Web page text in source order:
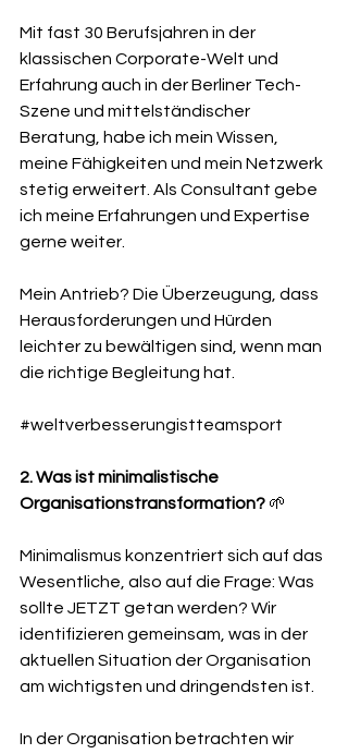
Mit fast 30 Berufsjahren in der
klassischen Corporate-Welt und
Erfahrung auch in der Berliner Tech-
Szene und mittelständischer
Beratung, habe ich mein Wissen,
meine Fähigkeiten und mein Netzwerk
stetig erweitert. Als Consultant gebe
ich meine Erfahrungen und Expertise
gerne weiter.
Mein Antrieb? Die Überzeugung, dass
Herausforderungen und Hürden
leichter zu bewältigen sind, wenn man
die richtige Begleitung hat.
#weltverbesserungistteamsport
2. Was ist minimalistische
Organisationstransformation? 🌱
Minimalismus konzentriert sich auf das
Wesentliche, also auf die Frage: Was
sollte JETZT getan werden? Wir
identifizieren gemeinsam, was in der
aktuellen Situation der Organisation
am wichtigsten und dringendsten ist.
In der Organisation betrachten wir